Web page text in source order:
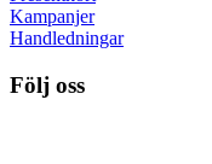
Kampanjer
Handledningar
Följ oss